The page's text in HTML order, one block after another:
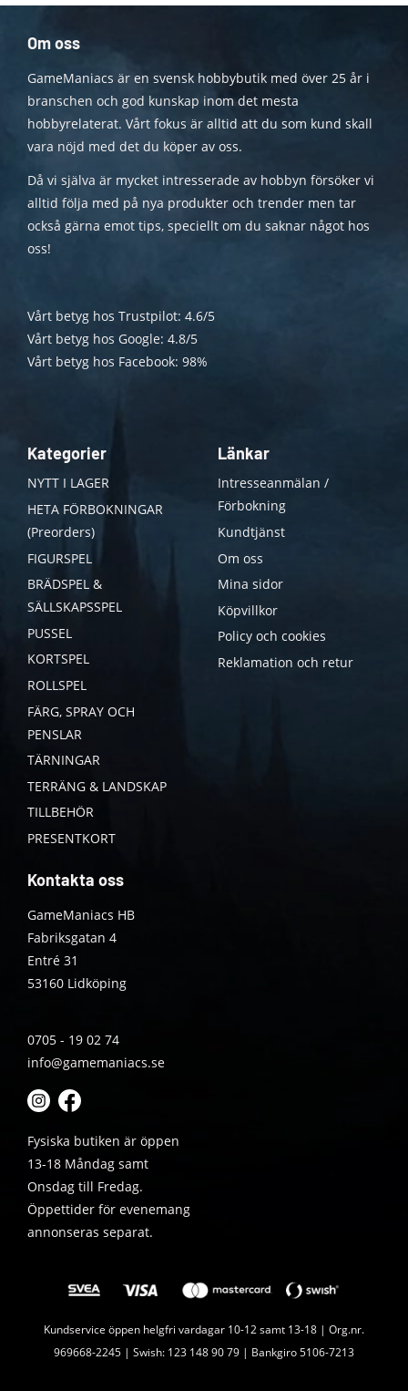
Om oss
GameManiacs är en svensk hobbybutik med över 25 år i
branschen och god kunskap inom det mesta
hobbyrelaterat. Vårt fokus är alltid att du som kund skall
vara nöjd med det du köper av oss.
Då vi själva är mycket intresserade av hobbyn försöker vi
alltid följa med på nya produkter och trender men tar
också gärna emot tips, speciellt om du saknar något hos
oss!
Vårt betyg hos Trustpilot: 4.6/5
Vårt betyg hos Google: 4.8/5
Vårt betyg hos Facebook: 98%
Kategorier
NYTT I LAGER
HETA FÖRBOKNINGAR
(Preorders)
FIGURSPEL
BRÄDSPEL &
SÄLLSKAPSSPEL
PUSSEL
KORTSPEL
ROLLSPEL
FÄRG, SPRAY OCH
PENSLAR
TÄRNINGAR
TERRÄNG & LANDSKAP
TILLBEHÖR
PRESENTKORT
Länkar
Intresseanmälan /
Förbokning
Kundtjänst
Om oss
Mina sidor
Köpvillkor
Policy och cookies
Reklamation och retur
Kontakta oss
GameManiacs HB
Fabriksgatan 4
Entré 31
53160 Lidköping
0705 - 19 02 74
info@gamemaniacs.se
Fysiska butiken är öppen
13-18 Måndag samt
Onsdag till Fredag.
Öppettider för evenemang
annonseras separat.
Kundservice öppen helgfri vardagar 10-12 samt 13-18 | Org.nr.
969668-2245 | Swish: 123 148 90 79 | Bankgiro 5106-7213